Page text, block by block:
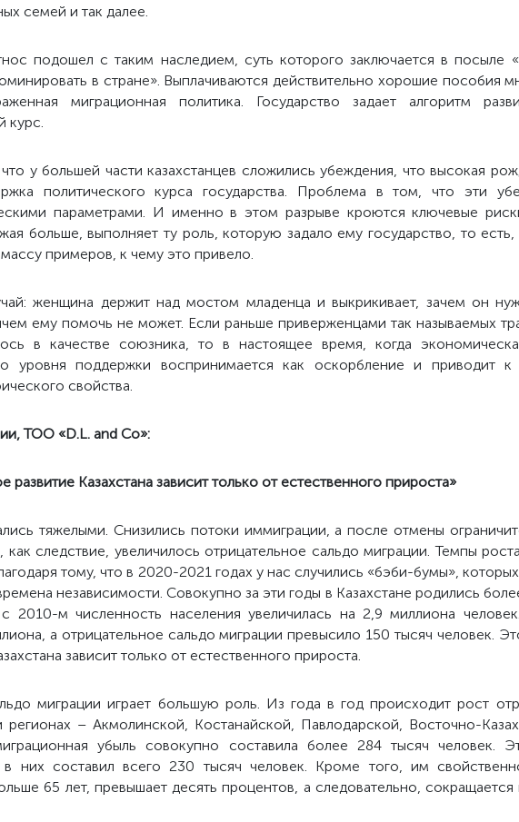
семей и так далее.
подошел с таким наследием, суть которого заключается в посыле
в стране». Выплачиваются действительно хорошие пособия
миграционная политика. Государство задает алгоритм
курс.
у большей части казахстанцев сложились убеждения, что высокая
политического курса государства. Проблема в том, что эти
параметрами. И именно в этом разрыве кроются ключевые
больше, выполняет ту роль, которую задало ему государство, то
примеров, к чему это привело.
женщина держит над мостом младенца и выкрикивает, зачем он
ему помочь не может. Если раньше приверженцами так называемых
в качестве союзника, то в настоящее время, когда
уровня поддержки воспринимается как оскорбление и приводит к
свойства.
ТОО «D.L. and Co»:
развитие Казахстана зависит только от естественного прироста»
тяжелыми. Снизились потоки иммиграции, а после отмены
следствие, увеличилось отрицательное сальдо миграции. Темпы
тому, что в 2020-2021 годах у нас случились «бэби-бумы»,
независимости. Совокупно за эти годы в Казахстане родились
м численность населения увеличилась на 2,9 миллиона
а отрицательное сальдо миграции превысило 150 тысяч человек.
зависит только от естественного прироста.
миграции играет большую роль. Из года в год происходит рост
регионах – Акмолинской, Костанайской, Павлодарской, Восточно-
убыль совокупно составила более 284 тысяч человек.
в них составил всего 230 тысяч человек. Кроме того, им
65 лет, превышает десять процентов, а следовательно, сокращается